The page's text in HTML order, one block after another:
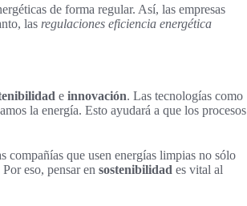
de forma regular. Así, las empresas
las regulaciones eficiencia energética
e innovación. Las tecnologías como
la energía. Esto ayudará a que los procesos
compañías que usen energías limpias no sólo
eso, pensar en sostenibilidad es vital al